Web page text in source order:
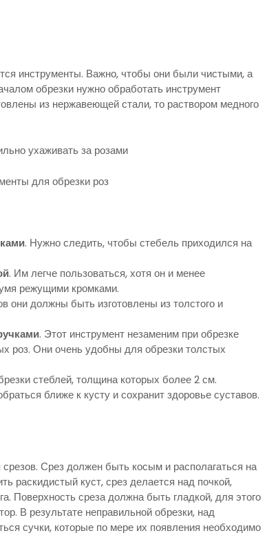
инструменты. Важно, чтобы они были чистыми, а
обрезки нужно обработать инструмент
из нержавеющей стали, то раствором медного
для обрезки роз
. Нужно следить, чтобы стебель приходился на
. Им легче пользоваться, хотя он и менее
режущими кромками.
они должны быть изготовлены из толстого и
. Этот инструмент незаменим при обрезке
роз. Они очень удобны для обрезки толстых
стеблей, толщина которых более 2 см.
ближе к кусту и сохранит здоровье суставов.
Срез должен быть косым и располагаться на
раскидистый куст, срез делается над почкой,
Поверхность среза должна быть гладкой, для этого
В результате неправильной обрезки, над
сучки, которые по мере их появления необходимо